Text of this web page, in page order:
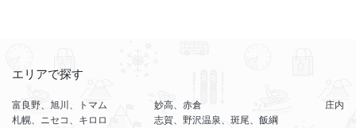
エリアで探す
富良野、旭川、トマム
札幌、ニセコ、キロロ
妙高、赤倉
志賀、野沢温泉、斑尾、飯綱
庄内